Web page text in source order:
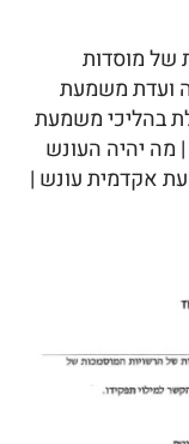
של מוסדות
ועדת משמעת
בהליכי משמעת
מה יהיה העונש
אקדמית עונש |